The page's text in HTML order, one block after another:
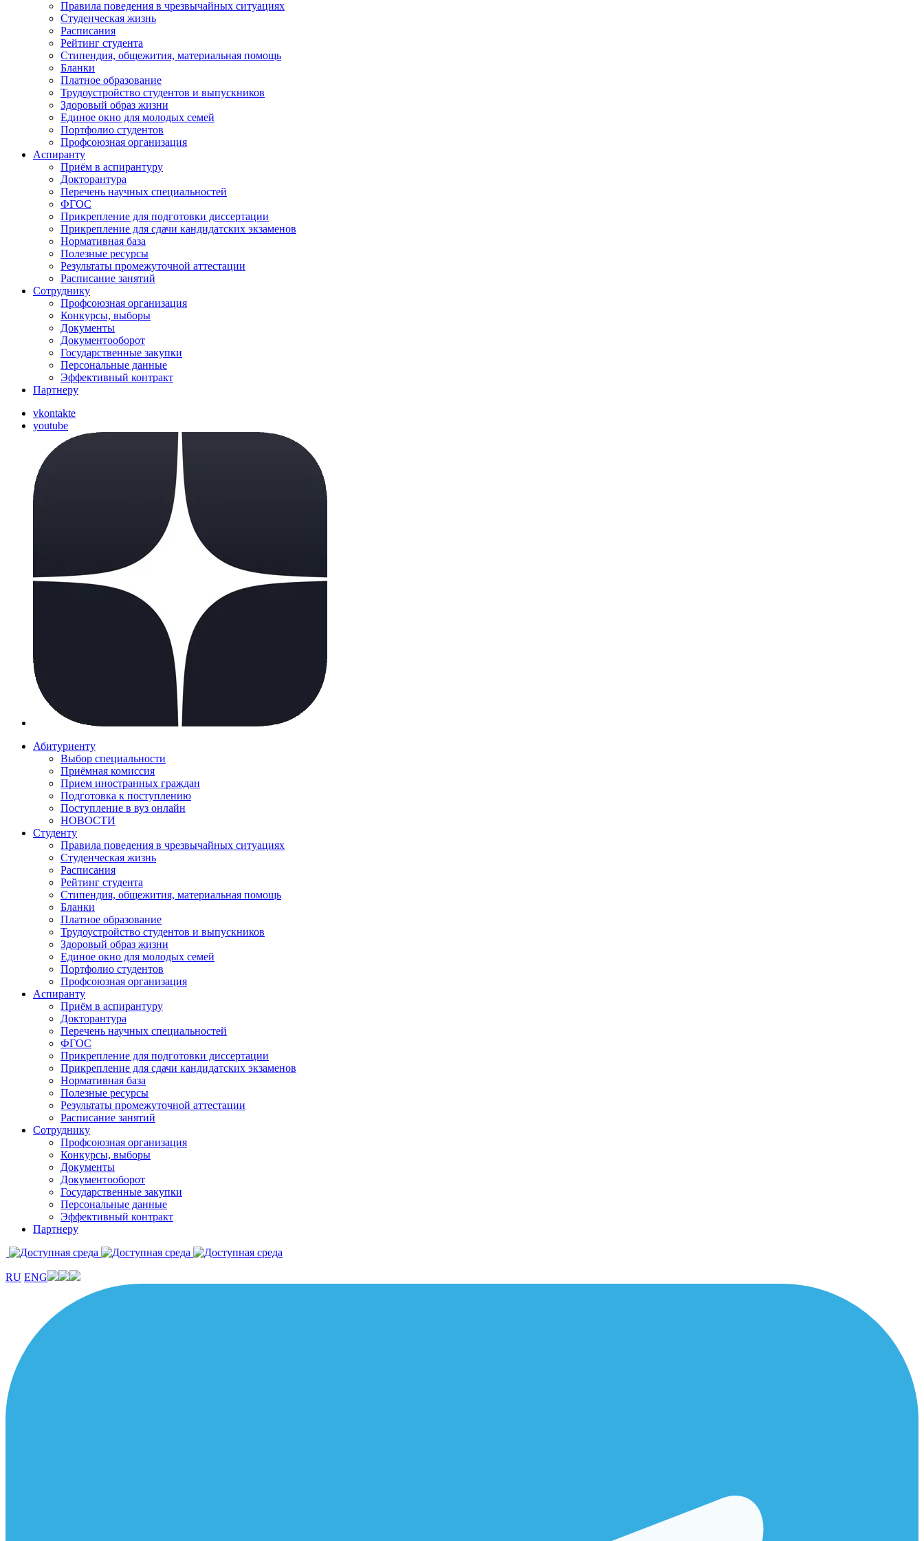
Правила поведения в чрезвычайных ситуациях
Студенческая жизнь
Расписания
Рейтинг студента
Стипендия, общежития, материальная помощь
Бланки
Платное образование
Трудоустройство студентов и выпускников
Здоровый образ жизни
Единое окно для молодых семей
Портфолио студентов
Профсоюзная организация
Аспиранту
Приём в аспирантуру
Докторантура
Перечень научных специальностей
ФГОС
Прикрепление для подготовки диссертации
Прикрепление для сдачи кандидатских экзаменов
Нормативная база
Полезные ресурсы
Результаты промежуточной аттестации
Расписание занятий
Сотруднику
Профсоюзная организация
Конкурсы, выборы
Документы
Документооборот
Государственные закупки
Персональные данные
Эффективный контракт
Партнеру
vkontakte
youtube
Абитуриенту
Выбор специальности
Приёмная комиссия
Прием иностранных граждан
Подготовка к поступлению
Поступление в вуз онлайн
НОВОСТИ
Студенту
Правила поведения в чрезвычайных ситуациях
Студенческая жизнь
Расписания
Рейтинг студента
Стипендия, общежития, материальная помощь
Бланки
Платное образование
Трудоустройство студентов и выпускников
Здоровый образ жизни
Единое окно для молодых семей
Портфолио студентов
Профсоюзная организация
Аспиранту
Приём в аспирантуру
Докторантура
Перечень научных специальностей
ФГОС
Прикрепление для подготовки диссертации
Прикрепление для сдачи кандидатских экзаменов
Нормативная база
Полезные ресурсы
Результаты промежуточной аттестации
Расписание занятий
Сотруднику
Профсоюзная организация
Конкурсы, выборы
Документы
Документооборот
Государственные закупки
Персональные данные
Эффективный контракт
Партнеру
RU ENG